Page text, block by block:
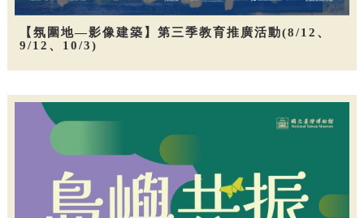
【氛圍地—影像建築】第三季教育推廣活動(8/12、
9/12、10/3)